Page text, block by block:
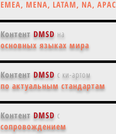
EMEA, MENA, LATAM, NA, APAC
Контент DMSD на
основных языках мира
Контент DMSD с ки-артом
по актуальным стандартам
Контент DMSD с
сопровождением